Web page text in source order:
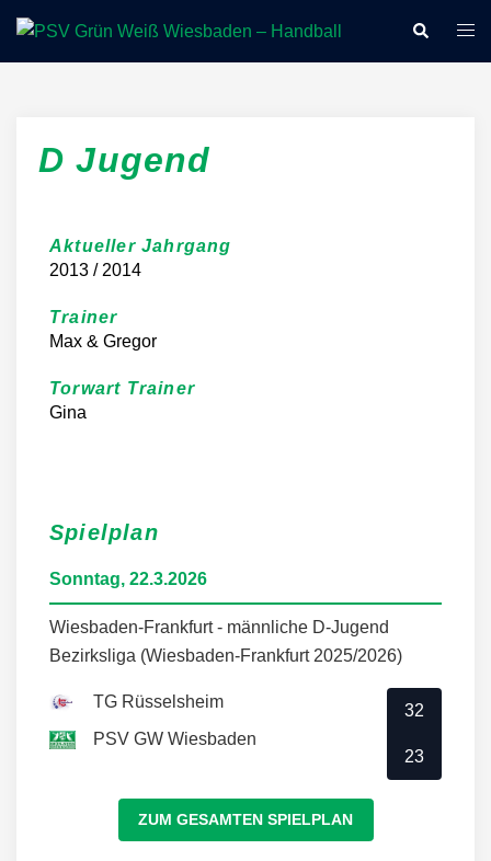
D Jugend
Aktueller Jahrgang
2013 / 2014
Trainer
Max & Gregor
Torwart Trainer
Gina
Spielplan
Sonntag, 22.3.2026
Wiesbaden-Frankfurt - männliche D-Jugend
Bezirksliga (Wiesbaden-Frankfurt 2025/2026)
TG Rüsselsheim
PSV GW Wiesbaden
32
23
ZUM GESAMTEN SPIELPLAN